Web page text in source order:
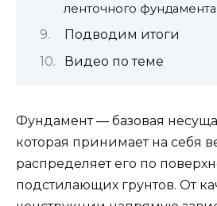
ленточного фундамента
Подводим итоги
Видео по теме
Фундамент — базовая
которая принимает на себя
распределяет его по
подстилающих грунтов. От